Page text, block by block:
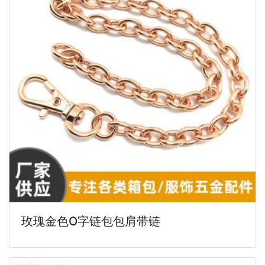
玫瑰金色O字链包包肩带链